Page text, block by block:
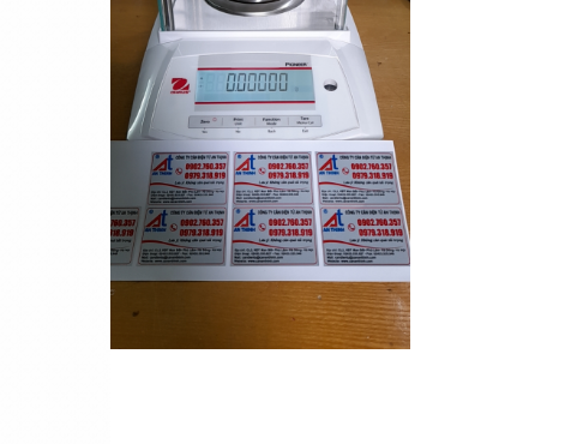
Cân sàn điện tử K8
Cân điện tử đếm TCS-15